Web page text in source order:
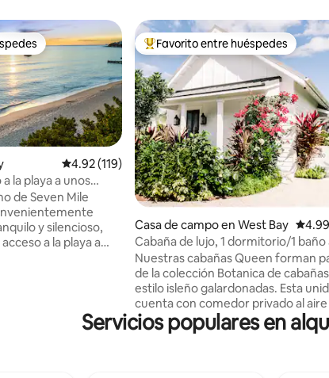
Calificación promedio: 4.92 de 5, 119 reseñas
4.92 (119)
la playa a unos
Beach
de Seven Mile
y silencioso,
a la playa a
islas o camina por
millas desde la
Favorito entre huéspedes preferido
Favorito entre huéspedes
Casa de campo en West Bay
Cabaña de lujo, 1 dormitorio/1 baño
pasos de la piscina y de 7 Mile Beach
Nuestras cabañas Queen forman
de la colección Botanica de
estilo isleño galardonadas. Esta unidad
cuenta con comedor privado al
y ducha de jardín. En Botanica, nos
centramos en el lujo informal, los
Servicios populares en